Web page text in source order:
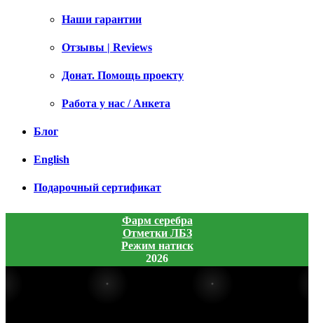
Наши гарантии
Отзывы | Reviews
Донат. Помощь проекту
Работа у нас / Анкета
Блог
English
Подарочный сертификат
Фарм серебра
Отметки ЛБЗ
Режим натиск
2026